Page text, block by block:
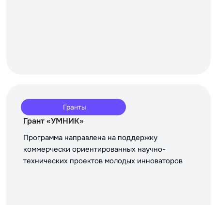
Гранты
Грант «УМНИК»
Программа направлена на поддержку
коммерчески ориентированных научно-
технических проектов молодых инноваторов